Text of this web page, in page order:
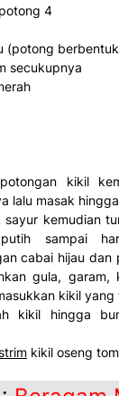
4
(potong
secukupnya
kikil
lalu masak
sayur kemudian
sampai
cabai hijau dan
gula, garam,
kikil yang
kikil hingga
kikil oseng